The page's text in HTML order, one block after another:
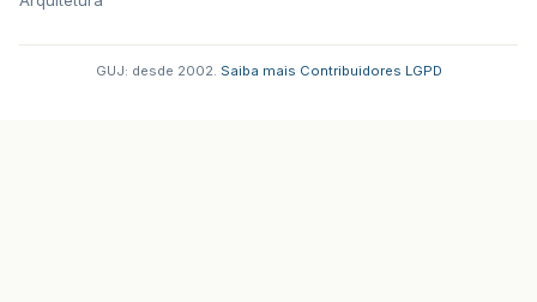
GUJ: desde 2002. Saiba mais Contribuidores LGPD